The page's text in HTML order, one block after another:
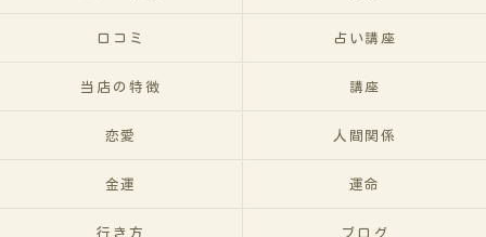
口コミ 占い講座
当店の特徴 講座
恋愛 人間関係
金運 運命
行き方 ブログ